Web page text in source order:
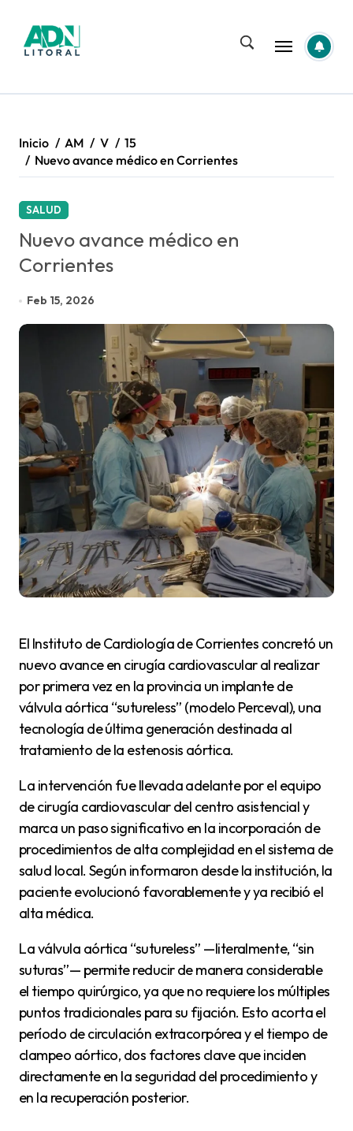
contenido
Inicio AM V
15
Nuevo avance médico en Corrientes
SALUD
Nuevo avance médico en
Corrientes
Feb 15, 2026
El Instituto de Cardiología de Corrientes concretó un
nuevo avance en cirugía cardiovascular al realizar
por primera vez en la provincia un implante de
válvula aórtica “sutureless” (modelo Perceval), una
tecnología de última generación destinada al
tratamiento de la estenosis aórtica.
La intervención fue llevada adelante por el equipo
de cirugía cardiovascular del centro asistencial y
marca un paso significativo en la incorporación de
procedimientos de alta complejidad en el sistema de
salud local. Según informaron desde la institución, la
paciente evolucionó favorablemente y ya recibió el
alta médica.
La válvula aórtica “sutureless” —literalmente, “sin
suturas”— permite reducir de manera considerable
el tiempo quirúrgico, ya que no requiere los múltiples
puntos tradicionales para su fijación. Esto acorta el
período de circulación extracorpórea y el tiempo de
clampeo aórtico, dos factores clave que inciden
directamente en la seguridad del procedimiento y
en la recuperación posterior.